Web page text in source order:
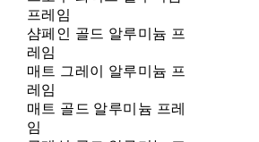
프레임
샴페인 골드 알루미늄 프
레임
매트 그레이 알루미늄 프
레임
매트 골드 알루미늄 프레
임